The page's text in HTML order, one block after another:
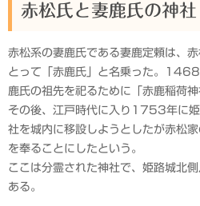
赤松氏と妻鹿氏の神社
赤松系の妻鹿氏である妻鹿定頼は、
とって「赤鹿氏」と名乗った。
鹿氏の祖先を祀るために「赤鹿稲荷神
その後、江戸時代に入り1753年に
社を城内に移設しようとしたが赤松
を奉ることにしたという。
ここは分霊された神社で、姫路城北
ある。